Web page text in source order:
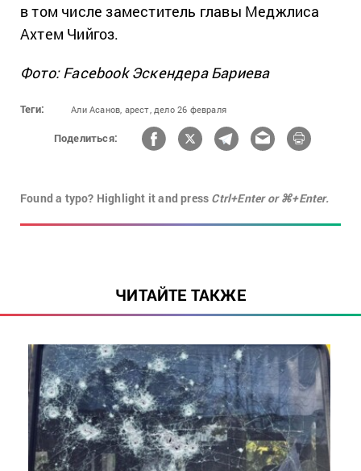
в том числе заместитель главы Меджлиса
Ахтем Чийгоз.
Фото: Facebook Эскендера Бариева
Теги: Али Асанов, арест, дело 26 февраля
Поделиться:
Found a typo? Highlight it and press Ctrl+Enter or ⌘+Enter.
ЧИТАЙТЕ ТАКЖЕ